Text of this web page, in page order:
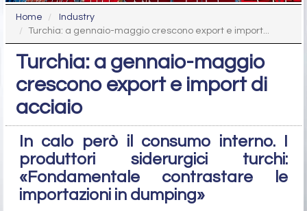
Home
Industry
Turchia: a gennaio-maggio crescono export e import...
Turchia: a gennaio-maggio
crescono export e import di
acciaio
In calo però il consumo interno. I
produttori siderurgici turchi:
«Fondamentale contrastare le
importazioni in dumping»